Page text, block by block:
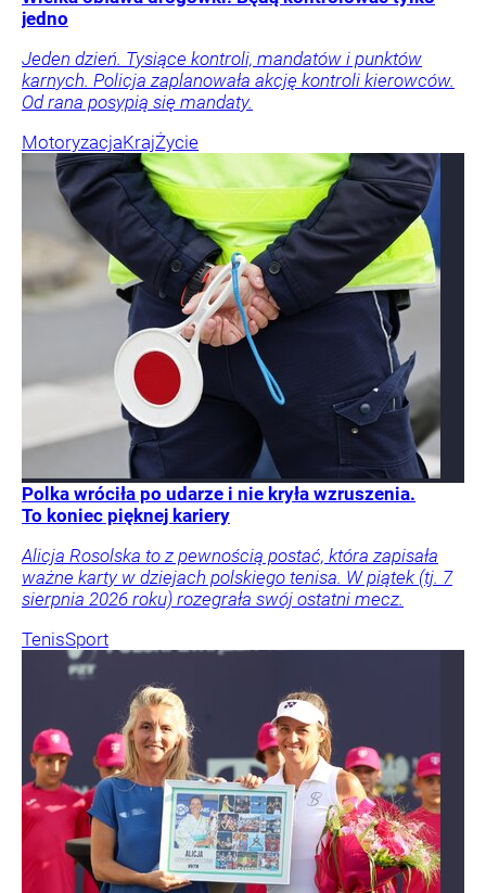
jedno
Jeden dzień. Tysiące kontroli, mandatów i punktów
karnych. Policja zaplanowała akcję kontroli kierowców.
Od rana posypią się mandaty.
MotoryzacjaKrajŻycie
Polka wróciła po udarze i nie kryła wzruszenia.
To koniec pięknej kariery
Alicja Rosolska to z pewnością postać, która zapisała
ważne karty w dziejach polskiego tenisa. W piątek (tj. 7
sierpnia 2026 roku) rozegrała swój ostatni mecz.
TenisSport